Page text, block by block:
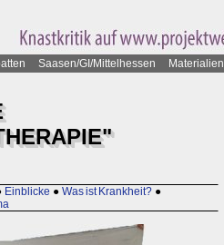
Saasen/GI/Mittelhessen Materialien
Einblicke ● Was ist Krankheit? ●